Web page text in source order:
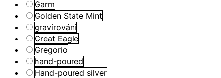
Garm
Golden State Mint
gravírování
Great Eagle
Gregorio
hand-poured
Hand-poured silver